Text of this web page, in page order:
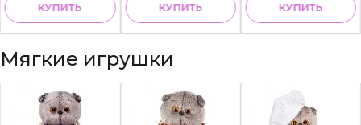
КУПИТЬ КУПИТЬ КУПИТЬ
Мягкие игрушки